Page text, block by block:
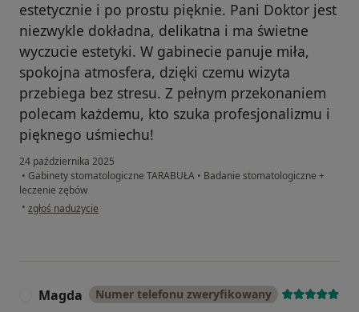
estetycznie i po prostu pięknie. Pani Doktor jest
niezwykle dokładna, delikatna i ma świetne
wyczucie estetyki. W gabinecie panuje miła,
spokojna atmosfera, dzięki czemu wizyta
przebiega bez stresu. Z pełnym przekonaniem
polecam każdemu, kto szuka profesjonalizmu i
pięknego uśmiechu!
24 października 2025
• Gabinety stomatologiczne TARABUŁA • Badanie stomatologiczne +
leczenie zębów
• w opinii użytkownika Karolina
zgłoś nadużycie
Magda Numer telefonu zweryfikowany